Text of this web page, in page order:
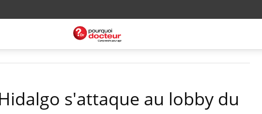
s'attaque au lobby du